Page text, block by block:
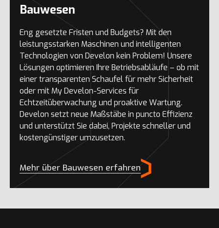
Bauwesen
Eng gesetzte Fristen und Budgets? Mit den
leistungsstarken Maschinen und intelligenten
Technologien von Develon kein Problem! Unsere
Lösungen optimieren Ihre Betriebsabläufe – ob mit
einer transparenten Schaufel für mehr Sicherheit
oder mit My Develon-Services für
Echtzeitüberwachung und proaktive Wartung.
Develon setzt neue Maßstäbe in puncto Effizienz
und unterstützt Sie dabei, Projekte schneller und
kostengünstiger umzusetzen.
Mehr über Bauwesen erfahren